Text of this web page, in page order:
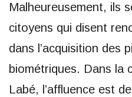
Malheureusement, ils
citoyens qui disent
dans l’acquisition des
biométriques. Dans la
Labé, l’affluence est